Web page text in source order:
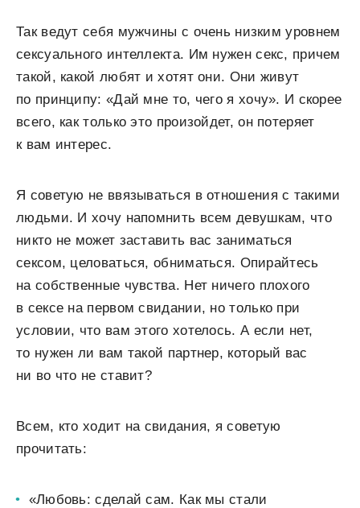
Так ведут себя мужчины с очень низким уровнем
сексуального интеллекта. Им нужен секс, причем
такой, какой любят и хотят они. Они живут
по принципу: «Дай мне то, чего я хочу». И скорее
всего, как только это произойдет, он потеряет
к вам интерес.
Я советую не ввязываться в отношения с такими
людьми. И хочу напомнить всем девушкам, что
никто не может заставить вас заниматься
сексом, целоваться, обниматься. Опирайтесь
на собственные чувства. Нет ничего плохого
в сексе на первом свидании, но только при
условии, что вам этого хотелось. А если нет,
то нужен ли вам такой партнер, который вас
ни во что не ставит?
Всем, кто ходит на свидания, я советую
прочитать:
«Любовь: сделай сам. Как мы стали